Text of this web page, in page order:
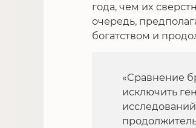
года, чем их
очередь,
богатством и
«Сравнение
исключить